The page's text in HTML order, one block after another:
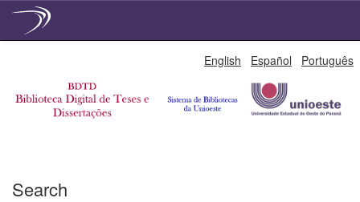
English Español Português
Search